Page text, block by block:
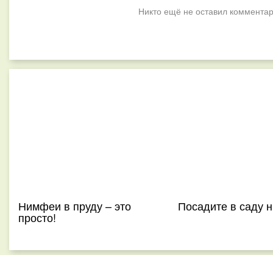
Никто ещё не оставил
Нимфеи в пруду – это
просто!
Посадите в саду